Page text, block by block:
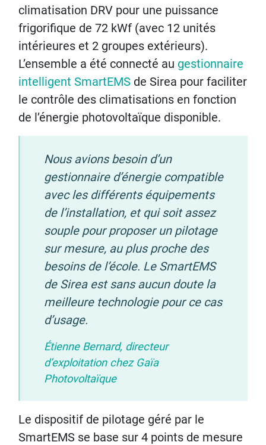
climatisation DRV pour une puissance
frigorifique de 72 kWf (avec 12 unités
intérieures et 2 groupes extérieurs).
L’ensemble a été connecté au gestionnaire
intelligent SmartEMS de Sirea pour faciliter
le contrôle des climatisations en fonction
de l’énergie photovoltaïque disponible.
Nous avions besoin d’un
gestionnaire d’énergie compatible
avec les différents équipements
de l’installation, et qui soit assez
souple pour proposer un pilotage
sur mesure, au plus proche des
besoins de l’école. Le SmartEMS
de Sirea est sans aucun doute la
meilleure technologie pour ce cas
d’usage.
Étienne Bernard, directeur
d’exploitation chez Gaïa
Photovoltaïque
Le dispositif de pilotage géré par le
SmartEMS se base sur 4 points de mesure